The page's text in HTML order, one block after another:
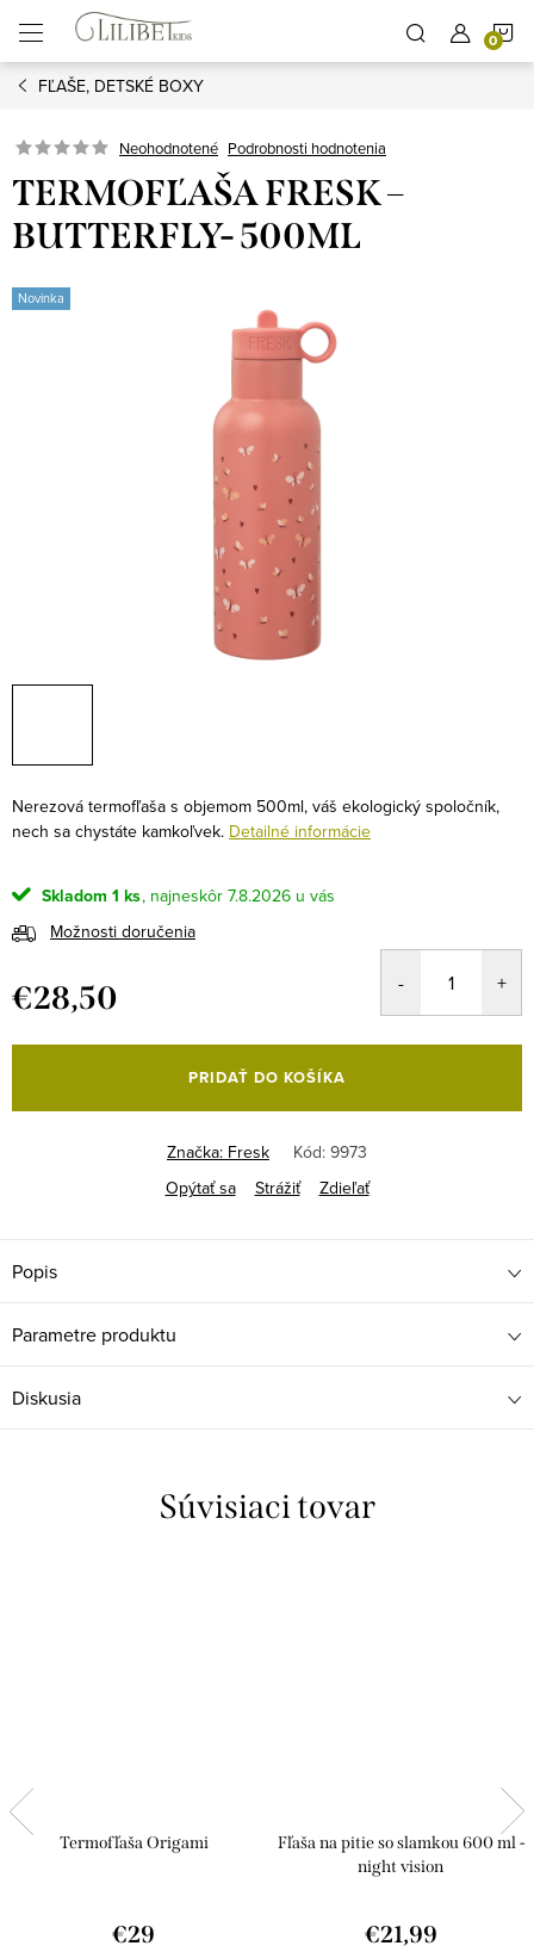
obsah
FĽAŠE, DETSKÉ BOXY
Neohodnotené Podrobnosti hodnotenia
TERMOFĽAŠA FRESK –
BUTTERFLY- 500ML
Novinka
Nerezová termofľaša s objemom 500ml, váš ekologický spoločník,
nech sa chystáte kamkoľvek. Detailné informácie
Skladom 1 ks
7.8.2026
Možnosti doručenia
€28,50
cena:
PRIDAŤ DO KOŠÍKA
Značka: Fresk Kód: 9973
Opýtať sa
Strážiť Zdieľať
Popis
Parametre produktu
Diskusia
Súvisiaci tovar
Termofľaša Origami
€29
Fľaša na pitie so slamkou 600 ml -
night vision
€21,99